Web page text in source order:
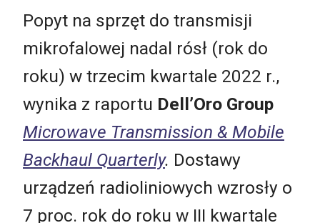
Popyt na sprzęt do transmisji
mikrofalowej nadal rósł (rok do
roku) w trzecim kwartale 2022 r.,
wynika z raportu Dell’Oro Group
Microwave Transmission & Mobile
Backhaul Quarterly. Dostawy
urządzeń radioliniowych wzrosły o
7 proc. rok do roku w III kwartale